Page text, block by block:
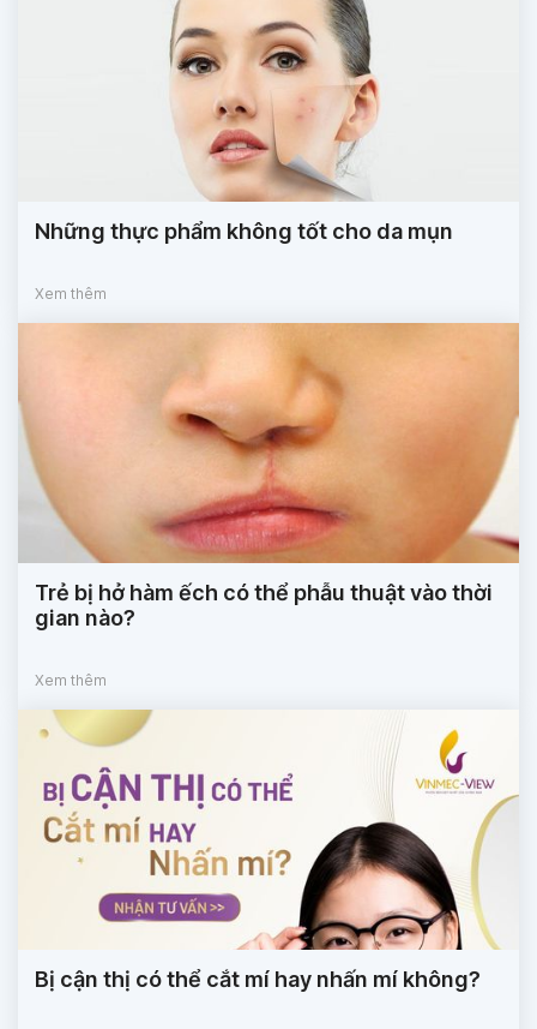
Những thực phẩm không tốt cho da mụn
Xem thêm
Trẻ bị hở hàm ếch có thể phẫu thuật vào thời
gian nào?
Xem thêm
Bị cận thị có thể cắt mí hay nhấn mí không?